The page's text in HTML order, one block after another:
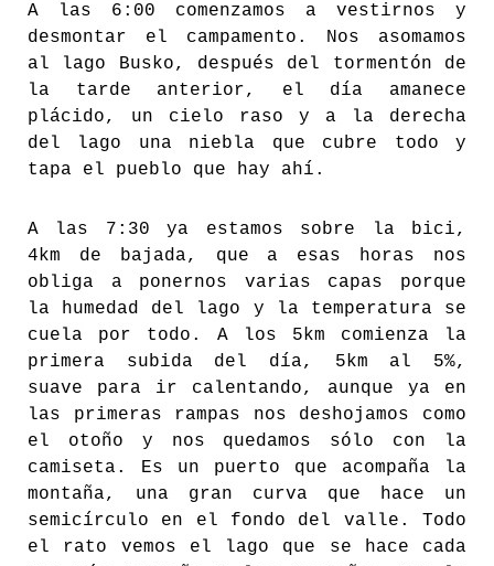
A las 6:00 comenzamos a vestirnos y
desmontar el campamento. Nos asomamos
al lago Busko, después del tormentón de
la tarde anterior, el día amanece
plácido, un cielo raso y a la derecha
del lago una niebla que cubre todo y
tapa el pueblo que hay ahí.
A las 7:30 ya estamos sobre la bici,
4km de bajada, que a esas horas nos
obliga a ponernos varias capas porque
la humedad del lago y la temperatura se
cuela por todo. A los 5km comienza la
primera subida del día, 5km al 5%,
suave para ir calentando, aunque ya en
las primeras rampas nos deshojamos como
el otoño y nos quedamos sólo con la
camiseta. Es un puerto que acompaña la
montaña, una gran curva que hace un
semicírculo en el fondo del valle. Todo
el rato vemos el lago que se hace cada